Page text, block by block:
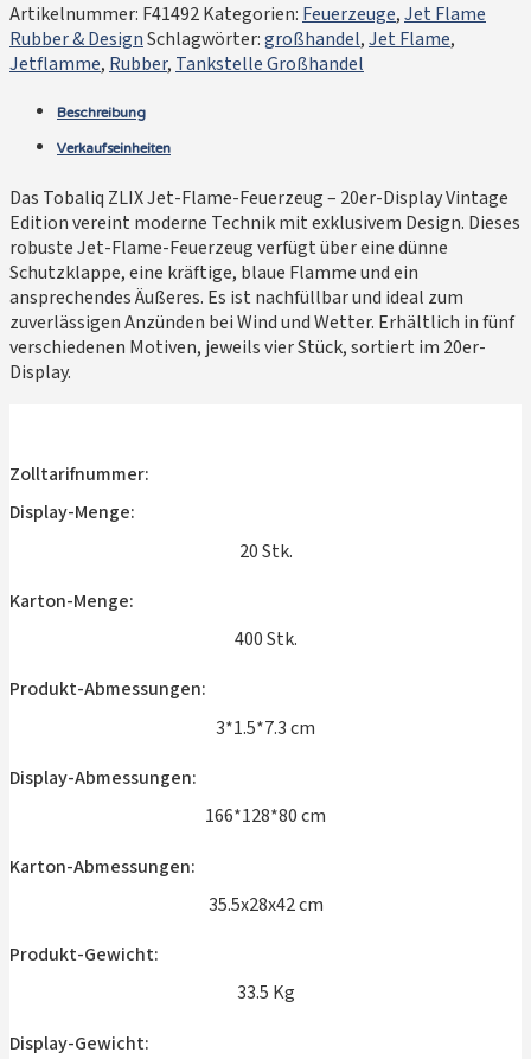
Artikelnummer: F41492Kategorien: Feuerzeuge,Jet Flame
Rubber & DesignSchlagwörter:großhandel,Jet Flame,
Jetflamme, Rubber, Tankstelle Großhandel
Beschreibung
Verkaufseinheiten
Das Tobaliq ZLIX Jet-Flame-Feuerzeug – 20er-Display Vintage
Edition vereint moderne Technik mit exklusivem Design. Dieses
robuste Jet-Flame-Feuerzeug verfügt über eine dünne
Schutzklappe, eine kräftige, blaue Flamme und ein
ansprechendes Äußeres. Es ist nachfüllbar und ideal zum
zuverlässigen Anzünden bei Wind und Wetter. Erhältlich in fünf
verschiedenen Motiven, jeweils vier Stück, sortiert im 20er-
Display.
Zolltarifnummer:
Display-Menge:
20 Stk.
Karton-Menge:
400 Stk.
Produkt-Abmessungen:
3*1.5*7.3 cm
Display-Abmessungen:
166*128*80 cm
Karton-Abmessungen:
35.5x28x42 cm
Produkt-Gewicht:
33.5 Kg
Display-Gewicht: